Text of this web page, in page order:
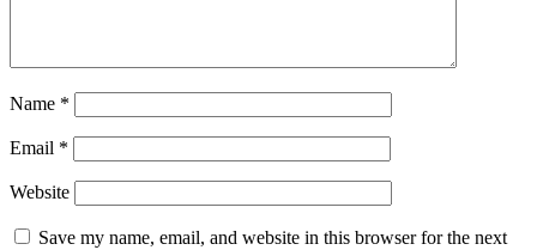
Name *
Email *
Website
Save my name, email, and website in this browser for the next